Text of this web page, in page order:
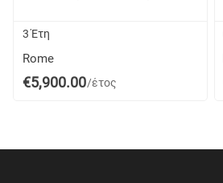
3 Έτη
Rome
€5,900.00/έτος